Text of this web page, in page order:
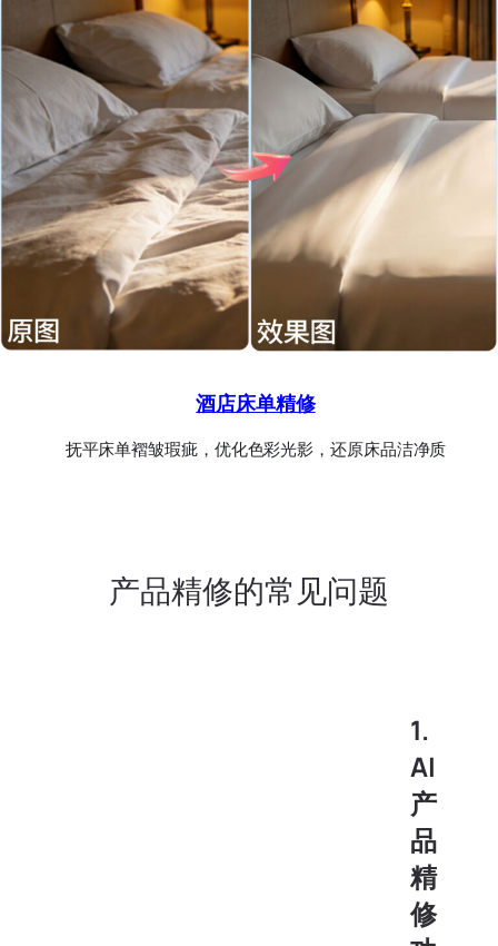
酒店床单精修
抚平床单褶皱瑕疵，优化色彩光影，还原床品洁净质
产品精修的常见问题
1.
AI
产
品
精
修